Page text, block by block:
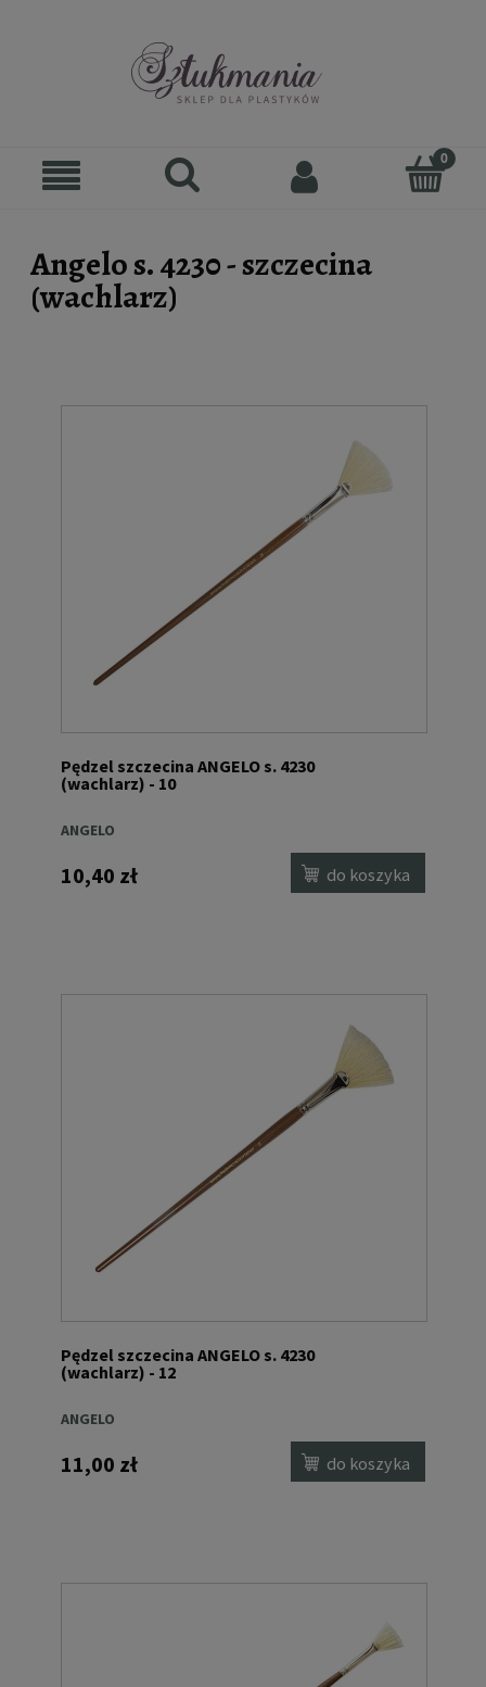
Angelo s. 4230 - szczecina
(wachlarz)
Pędzel szczecina ANGELO s. 4230
(wachlarz) - 10
ANGELO
10,40 zł do koszyka
Pędzel szczecina ANGELO s. 4230
(wachlarz) - 12
ANGELO
11,00 zł do koszyka